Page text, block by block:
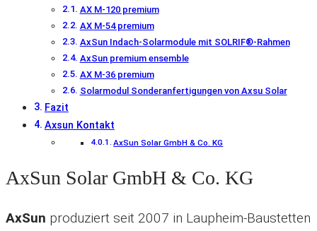
AX M-120 premium
AX M-54 premium
AxSun Indach-Solarmodule mit SOLRIF®-Rahmen
AxSun premium ensemble
AX M-36 premium
Solarmodul Sonderanfertigungen von Axsu Solar
Fazit
Axsun Kontakt
AxSun Solar GmbH & Co. KG
AxSun Solar GmbH & Co. KG
AxSun produziert seit 2007 in Laupheim-Baustetten